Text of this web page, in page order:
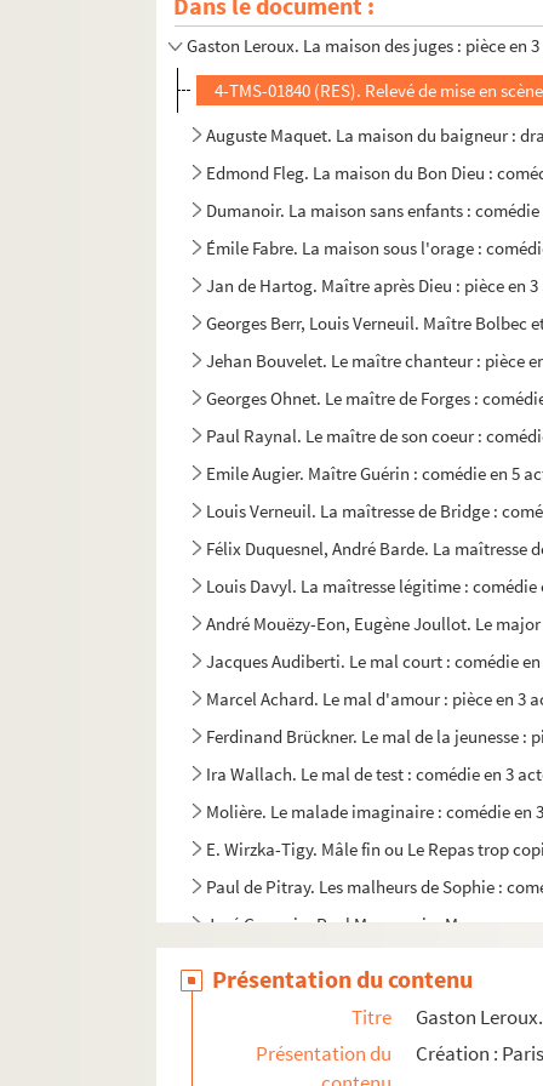
Henrik Ibsen. Une maison de poupée : drame
Gaston Leroux. La maison des juges : pièce en
4-TMS-01840 (RES). Relevé de mise en scène
Auguste Maquet. La maison du baigneur :
Edmond Fleg. La maison du Bon Dieu :
Dumanoir. La maison sans enfants : comédie
Émile Fabre. La maison sous l'orage :
Jan de Hartog. Maître après Dieu : pièce en 3
Georges Berr, Louis Verneuil. Maître Bolbec
Jehan Bouvelet. Le maître chanteur : pièce
Georges Ohnet. Le maître de Forges :
Paul Raynal. Le maître de son coeur :
Emile Augier. Maître Guérin : comédie en 5
Louis Verneuil. La maîtresse de Bridge :
Félix Duquesnel, André Barde. La maîtresse
Louis Davyl. La maîtresse légitime : comédie
André Mouëzy-Eon, Eugène Joullot. Le
Jacques Audiberti. Le mal court : comédie en
Marcel Achard. Le mal d'amour : pièce en 3
Ferdinand Brückner. Le mal de la jeunesse :
Ira Wallach. Le mal de test : comédie en 3
Molière. Le malade imaginaire : comédie en
E. Wirzka-Tigy. Mâle fin ou Le Repas trop
Paul de Pitray. Les malheurs de Sophie :
José Germain, Paul Moncousin. Maman :
Jean Sarment. Mamouret : pièce en 3
Présentation du contenu
Titre
Gaston
Présentation du
Création :